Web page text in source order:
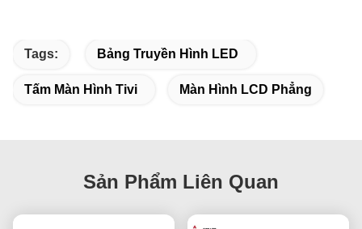
Tags: Bảng Truyền Hình LED
Tấm Màn Hình Tivi Màn Hình LCD Phẳng
Sản Phẩm Liên Quan